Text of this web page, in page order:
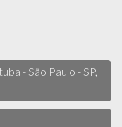
- São Paulo - SP,